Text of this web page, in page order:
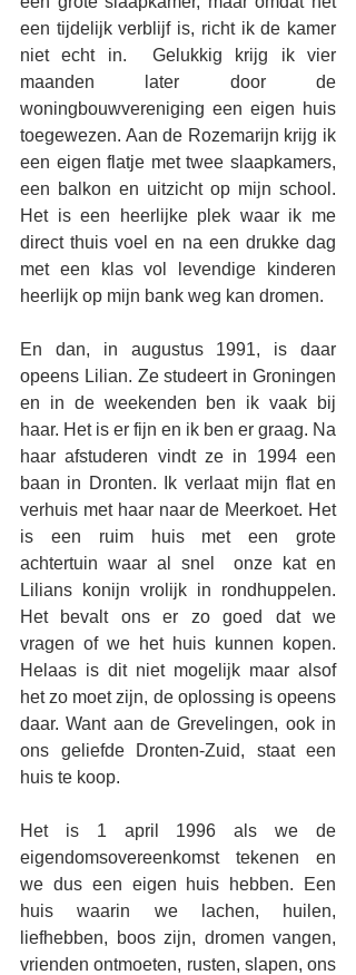
een tijdelijk verblijf is, richt ik de kamer
niet echt in.  Gelukkig krijg ik vier
maanden later door de
woningbouwvereniging een eigen huis
toegewezen. Aan de Rozemarijn krijg ik
een eigen flatje met twee slaapkamers,
een balkon en uitzicht op mijn school.
Het is een heerlijke plek waar ik me
direct thuis voel en na een drukke dag
met een klas vol levendige kinderen
heerlijk op mijn bank weg kan dromen.
En dan, in augustus 1991, is daar
opeens Lilian. Ze studeert in Groningen
en in de weekenden ben ik vaak bij
haar. Het is er fijn en ik ben er graag. Na
haar afstuderen vindt ze in 1994 een
baan in Dronten. Ik verlaat mijn flat en
verhuis met haar naar de Meerkoet. Het
is een ruim huis met een grote
achtertuin waar al snel  onze kat en
Lilians konijn vrolijk in rondhuppelen.
Het bevalt ons er zo goed dat we
vragen of we het huis kunnen kopen.
Helaas is dit niet mogelijk maar alsof
het zo moet zijn, de oplossing is opeens
daar. Want aan de Grevelingen, ook in
ons geliefde Dronten-Zuid, staat een
huis te koop.
Het is 1 april 1996 als we de
eigendomsovereenkomst tekenen en
we dus een eigen huis hebben. Een
huis waarin we lachen, huilen,
liefhebben, boos zijn, dromen vangen,
vrienden ontmoeten, rusten, slapen, ons